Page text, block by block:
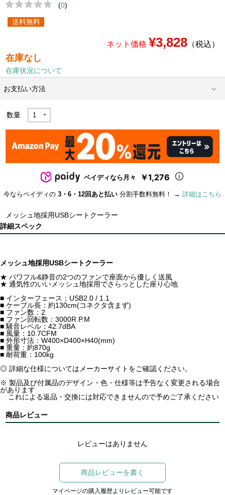
(0)
送料無料
ネット価格 ¥3,828（税込）
在庫なし
在庫状況について
お支払い方法
数量
ペイディなら月々 ￥1,276
今ならペイディの 3・6・12回あと払い 分割手数料無料！ → 詳細はこちら
メッシュ地採用USBシートクーラー
詳細スペック
メッシュ地採用USBシートクーラー
★ パワフル&静音の2つのファンで座面から優しく送風
★ 通気性のいいメッシュ地採用でさらっとした座り心地
■ インターフェース：USB2.0 / 1.1
■ ケーブル長：約130cm(コネクタ含まず)
■ ファン数：2
■ ファン回転数：3000R.P.M
■ 騒音レベル：42.7dBA
■ 風量：10.7CFM
■ 外形寸法：W400×D400×H40(mm)
■ 重量：約870g
■ 耐荷重：100kg
◎ 詳細な仕様についてはメーカーサイトをご確認ください。
※ 製品及び付属品のデザイン・色・仕様等は予告なく変更される場合
があります
これによる返品・交換には対応できませんので予めご了承ください
商品レビュー
レビューはありません
商品レビューを書く
マイページの購入履歴よりレビュー可能です